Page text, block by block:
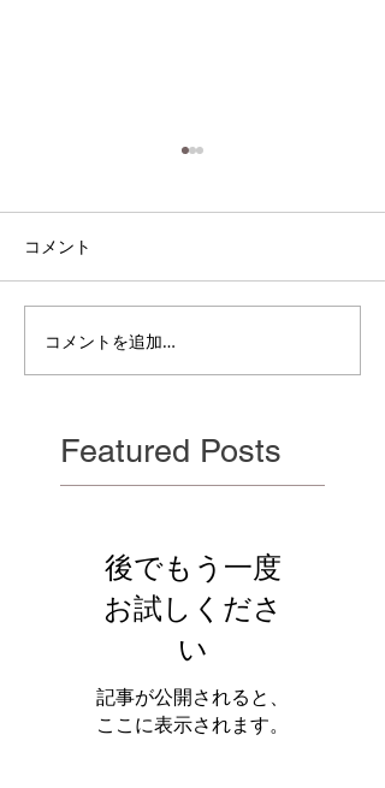
コメント
コメントを追加…
Featured Posts
後でもう一度
お試しくださ
い
記事が公開されると、
ここに表示されます。